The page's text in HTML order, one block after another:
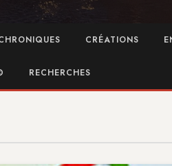
CRÉATIONS
RECHERCHES